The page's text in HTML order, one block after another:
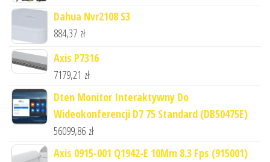
Dahua Nvr2108 S3
884,37 zł
Axis P7316
7179,21 zł
Dten Monitor Interaktywny Do
Wideokonferencji D7 75 Standard (DB50475E)
56099,86 zł
Axis 0915-001 Q1942-E 10Mm 8.3 Fps (915001)